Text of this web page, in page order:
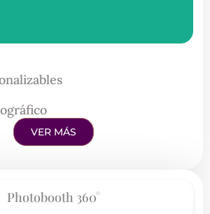
VER MÁS
Photobooth 360°